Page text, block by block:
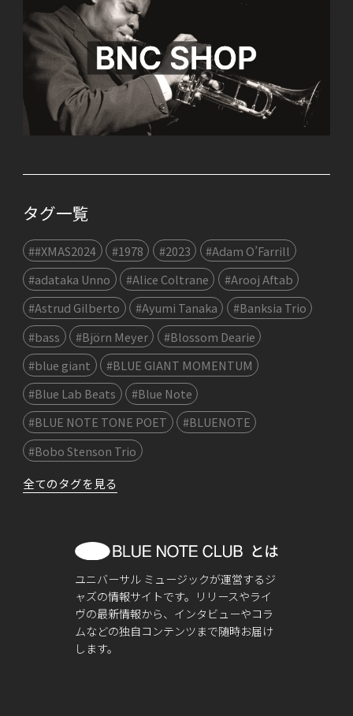
タグ一覧
##XMAS2024 #1978 #2023
#Adam O’Farrill
#adataka Unno
#Alice Coltrane
#Arooj Aftab
#Astrud Gilberto
#Ayumi Tanaka
#Banksia Trio
#bass
#Björn Meyer
#Blossom Dearie
#blue giant
#BLUE GIANT MOMENTUM
#Blue Lab Beats
#Blue Note
#BLUE NOTE TONE POET
#BLUENOTE
#Bobo Stenson Trio
全てのタグを見る
ユニバーサル ミュージックが運営するジ
ャズの情報サイトです。リリースやライ
ヴの最新情報から、インタビューやコラ
ムなどの独自コンテンツまで随時お届け
します。